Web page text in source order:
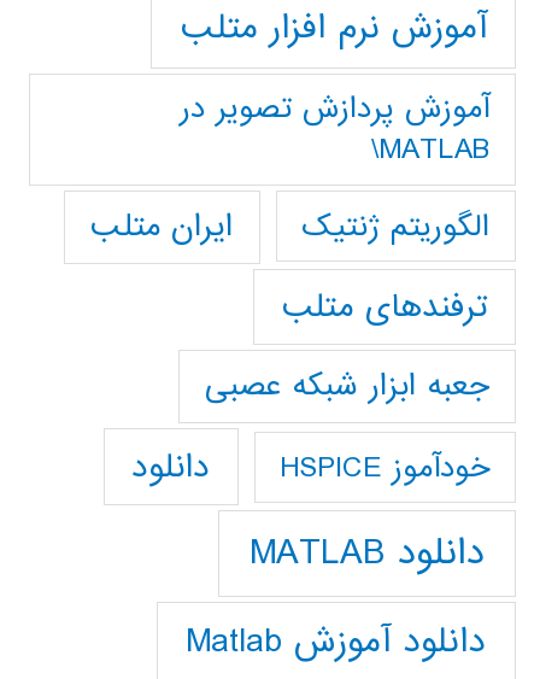
آموزش نرم افزار متلب
آموزش پردازش تصوير در
MATLAB\
الگوریتم ژنتیک
ایران متلب
ترفندهای متلب
جعبه ابزار شبکه عصبی
خودآموز HSPICE دانلود
دانلود MATLAB
دانلود آموزش Matlab